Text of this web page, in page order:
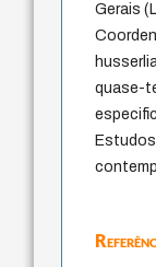
Gerais
quase-